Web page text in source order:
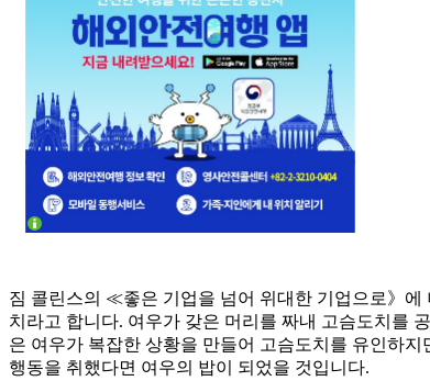
짐 콜린스의 ≪좋은 기업을 넘어 위대한 기업으로》에
치라고 합니다. 여우가 갖은 머리를 짜내 고슴도치를
은 여우가 복잡한 상황을 만들어 고슴도치를 유인하
행동을 취했다면 여우의 밥이 되었을 것입니다.